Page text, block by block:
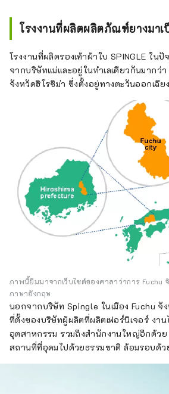
โรงงานที่ผลิตผลิตภัณฑ์ยางมาเ
โรงงานที่ผลิตรองเท้าผ้าใบ SPINGLE ใน
จากบริษัทแม่และอยู่ในทำเลเดียวกันมากว่
จังหวัดฮิโรชิม่า ซึ่งตั้งอยู่ทางตะวันออกเฉีย
ภาพนี้ยืมมาจากเว็บไซต์ของศาลาว่าการ Fuchu
ภาษาอังกฤษ
นอกจากบริษัท Spingle ในเมือง Fuchu จั
ที่ตั้งของบริษัทผู้ผลิตที่ผลิตเฟอร์นิเจอร์ งา
อุตสาหกรรม รวมถึงสำนักงานใหญ่อีกด้วย
สถานที่ที่อุดมไปด้วยธรรมชาติ ล้อมรอบด้ว